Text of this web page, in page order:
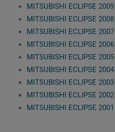
MITSUBISHI ECLIPSE 2009
MITSUBISHI ECLIPSE 2008
MITSUBISHI ECLIPSE 2007
MITSUBISHI ECLIPSE 2006
MITSUBISHI ECLIPSE 2005
MITSUBISHI ECLIPSE 2004
MITSUBISHI ECLIPSE 2003
MITSUBISHI ECLIPSE 2002
MITSUBISHI ECLIPSE 2001